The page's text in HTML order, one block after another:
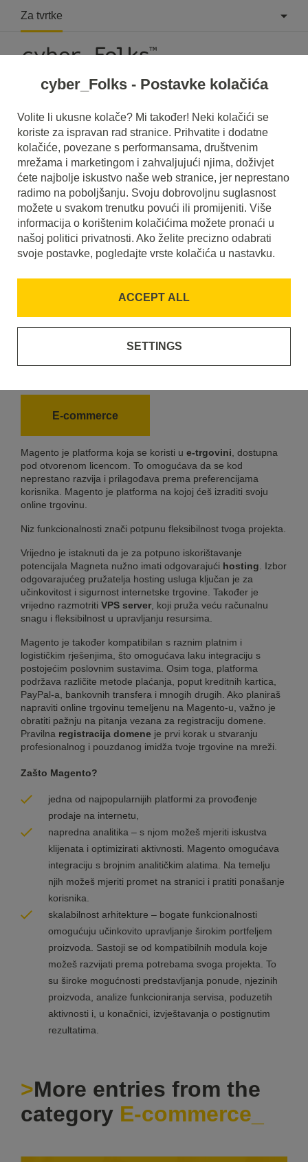
Za tvrtke
Read what it isMagento in our dictionary.
It will help you better understand what exactly it isMagento
and what is the meaning to you in everyday use.
A B C D E F G H I
J K L M N O P Q R
V W X
E-commerce
Magento je platforma koja se koristi u e-trgovini, dostupna
pod otvorenom licencom. To omogućava da se kod
neprestano razvija i prilagođava prema preferencijama
korisnika. Magento je platforma na kojoj ćeš izraditi svoju
online trgovinu.
Niz funkcionalnosti znači potpunu fleksibilnost tvoga projekta.
Vrijedno je istaknuti da je za potpuno iskorištavanje
potencijala Magneta nužno imati odgovarajući hosting. Izbor
odgovarajućeg pružatelja hosting usluga ključan je za
učinkovitost i sigurnost internetske trgovine. Također je
vrijedno razmotriti VPS server, koji pruža veću računalnu
snagu i fleksibilnost u upravljanju resursima.
Magento je također kompatibilan s raznim platnim i
logističkim rješenjima, što omogućava laku integraciju s
postojećim poslovnim sustavima. Osim toga, platforma
podržava različite metode plaćanja, poput kreditnih kartica,
PayPal-a, bankovnih transfera i mnogih drugih. Ako planiraš
napraviti online trgovinu temeljenu na Magento-u, važno je
obratiti pažnju na pitanja vezana za registraciju domene.
Pravilna registracija domene je prvi korak u stvaranju
profesionalnog i pouzdanog imidža tvoje trgovine na mreži.
Zašto Magento?
jedna od najpopularnijih platformi za provođenje
prodaje na internetu,
napredna analitika – s njom možeš mjeriti iskustva
klijenata i optimizirati aktivnosti. Magento omogućava
integraciju s brojnim analitičkim alatima. Na temelju
njih možeš mjeriti promet na stranici i pratiti ponašanje
korisnika.
skalabilnost arhitekture – bogate funkcionalnosti
omogućuju učinkovito upravljanje širokim portfeljem
proizvoda. Sastoji se od kompatibilnih modula koje
možeš razvijati prema potrebama svoga projekta. To
su široke mogućnosti predstavljanja ponude, njezinih
proizvoda, analize funkcioniranja servisa, poduzetih
aktivnosti i, u konačnici, izvještavanja o postignutim
rezultatima.
More entries from the
category E-commerce
cyber_Folks - Postavke kolačića
Volite li ukusne kolače? Mi također! Neki kolačići se
koriste za ispravan rad stranice. Prihvatite i dodatne
kolačiće, povezane s performansama, društvenim
mrežama i marketingom i zahvaljujući njima, doživjet
ćete najbolje iskustvo naše web stranice, jer neprestano
radimo na poboljšanju. Svoju dobrovoljnu suglasnost
možete u svakom trenutku povući ili promijeniti. Više
informacija o korištenim kolačićima možete pronaći u
našoj politici privatnosti. Ako želite precizno odabrati
svoje postavke, pogledajte vrste kolačića u nastavku.
ACCEPT ALL
SETTINGS